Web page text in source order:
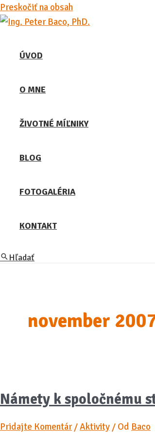
Preskočiť na obsah
ÚVOD
O MNE
ŽIVOTNÉ MÍĽNIKY
BLOG
FOTOGALÉRIA
KONTAKT
Hľadať
november
Námety k spoločnému
Pridajte Komentár /Aktivity / Od Baco